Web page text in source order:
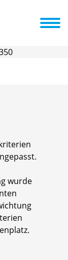
+ Termine
wurde